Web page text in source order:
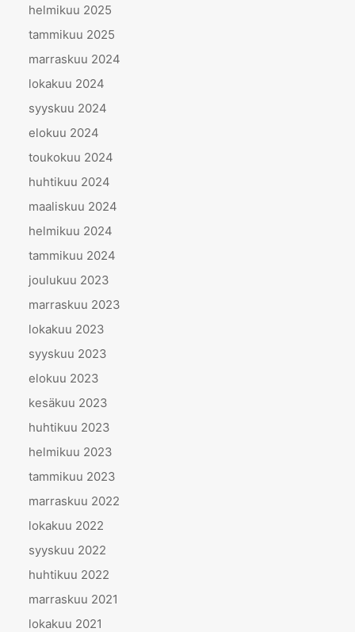
helmikuu 2025
tammikuu 2025
marraskuu 2024
lokakuu 2024
syyskuu 2024
elokuu 2024
toukokuu 2024
huhtikuu 2024
maaliskuu 2024
helmikuu 2024
tammikuu 2024
joulukuu 2023
marraskuu 2023
lokakuu 2023
syyskuu 2023
elokuu 2023
kesäkuu 2023
huhtikuu 2023
helmikuu 2023
tammikuu 2023
marraskuu 2022
lokakuu 2022
syyskuu 2022
huhtikuu 2022
marraskuu 2021
lokakuu 2021